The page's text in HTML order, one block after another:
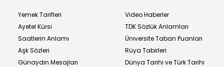
Yemek Tarifleri
Ayetel Kürsi
Saatlerin Anlamı
Aşk Sözleri
Günaydın Mesajları
Video Haberler
TDK Sözlük Anlamları
Üniversite Taban Puanları
Rüya Tabirleri
Dünya Tarihi ve Türk Tarihi